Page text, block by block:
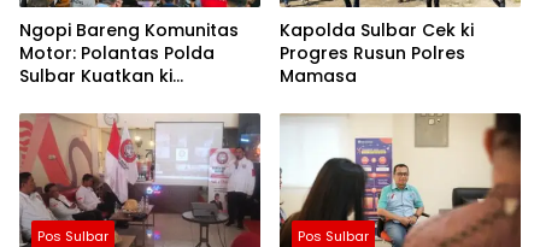
Ngopi Bareng Komunitas
Motor: Polantas Polda
Sulbar Kuatkan ki
Keselamatan
Kapolda Sulbar Cek ki
Progres Rusun Polres
Mamasa
Pos Sulbar Pos Sulbar